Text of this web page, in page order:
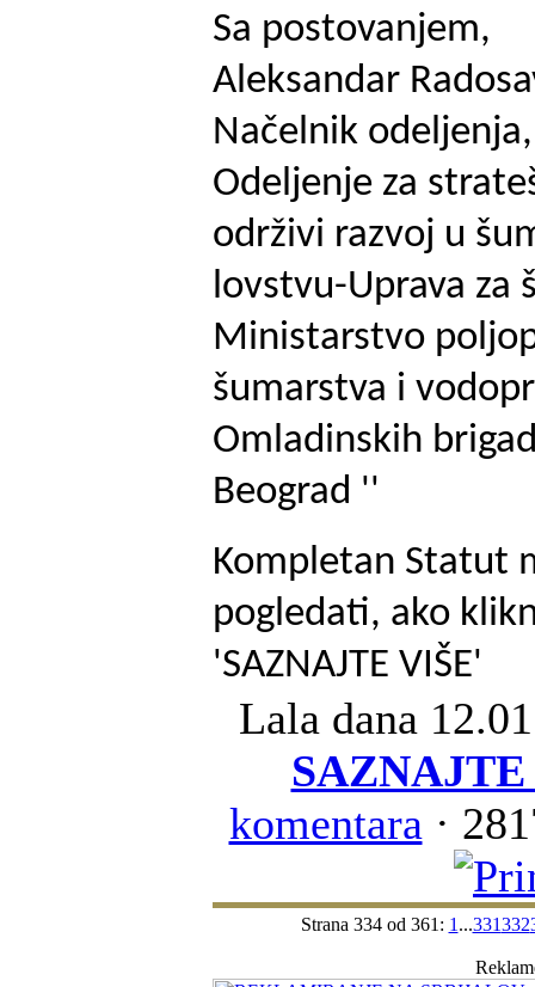
Sa postovanjem,
Aleksandar
Načelnik odeljenja,
Odeljenje za
održivi razvoj u
lovstvu-Uprava za
Ministarstvo
šumarstva i
Omladinskih
Beograd ''
Kompletan Statut
pogledati, ako
'SAZNAJTE VIŠE'
Lala dana
komentara ·
Strana 334 od 361: 1 ...331332